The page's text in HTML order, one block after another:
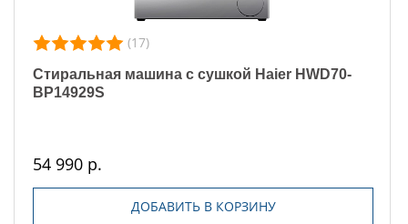
(17)
Стиральная машина с сушкой Haier HWD70-
BP14929S
54 990 р.
ДОБАВИТЬ В КОРЗИНУ